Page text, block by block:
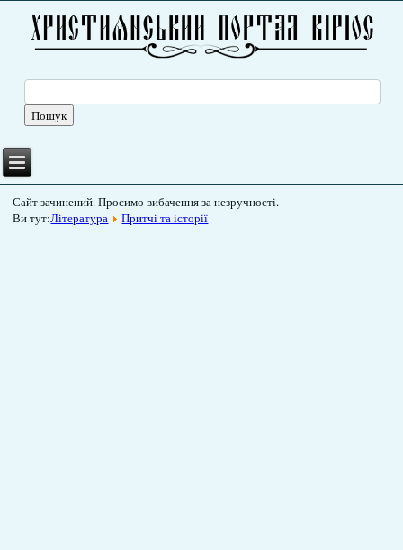
Сайт зачинений. Просимо вибачення за незручності.
Ви тут:Література Притчі та історії